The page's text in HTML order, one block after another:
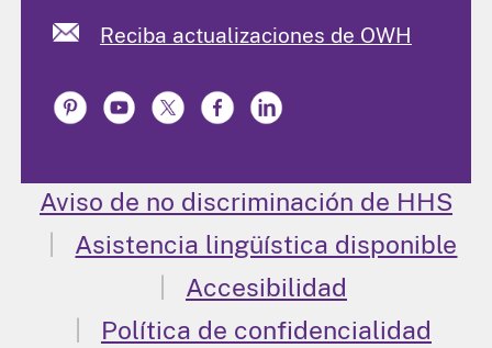
Reciba actualizaciones de OWH
Aviso de no discriminación de HHS
Asistencia lingüística disponible
Accesibilidad
Política de confidencialidad